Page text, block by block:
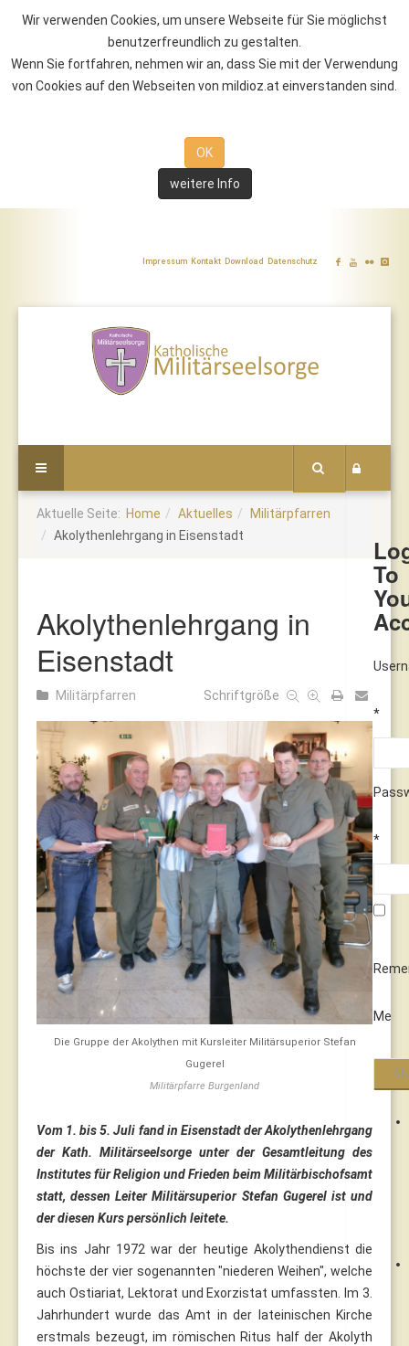
Wir verwenden Cookies, um unsere Webseite für Sie möglichst
benutzerfreundlich zu gestalten.
Wenn Sie fortfahren, nehmen wir an, dass Sie mit der Verwendung
von Cookies auf den Webseiten von mildioz.at einverstanden sind.
OK
weitere Info
Impressum Kontakt Download Datenschutz
To
*
*
Me
Aktuelle Seite: Home Aktuelles
Militärpfarren
Akolythenlehrgang in Eisenstadt
Akolythenlehrgang in
Eisenstadt
Militärpfarren Schriftgröße
Die Gruppe der Akolythen mit Kursleiter Militärsuperior Stefan
Gugerel
Militärpfarre Burgenland
Vom 1. bis 5. Juli fand in Eisenstadt der Akolythenlehrgang
der Kath. Militärseelsorge unter der Gesamtleitung des
Institutes für Religion und Frieden beim Militärbischofsamt
statt, dessen Leiter Militärsuperior Stefan Gugerel ist und
der diesen Kurs persönlich leitete.
Bis ins Jahr 1972 war der heutige Akolythendienst die
höchste der vier sogenannten "niederen Weihen", welche
auch Ostiariat, Lektorat und Exorzistat umfassten. Im 3.
Jahrhundert wurde das Amt in der lateinischen Kirche
erstmals bezeugt, im römischen Ritus half der Akolyth